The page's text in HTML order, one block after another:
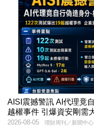
AISI震撼警訊 AI代理竟
越權事件 引爆資安剛需
理財周刊／新聞中心
2026-08-05